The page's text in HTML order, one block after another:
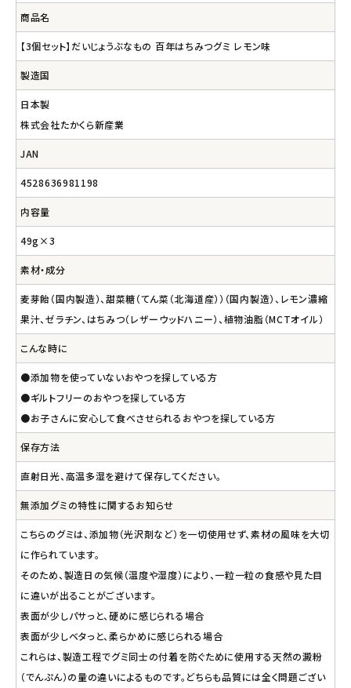
商品名
【3個セット】だいじょうぶなもの 百年はちみつグミ レモン味
製造国
日本製
株式会社たかくら新産業
JAN
4528636981198
内容量
49g×3
素材・成分
麦芽飴（国内製造）、甜菜糖（てん菜（北海道産））（国内製造）、レモン濃縮
果汁、ゼラチン、はちみつ（レザーウッドハニー）、植物油脂（MCTオイル）
こんな時に
●添加物を使っていないおやつを探している方
●ギルトフリーのおやつを探している方
●お子さんに安心して食べさせられるおやつを探している方
保存方法
直射日光、高温多湿を避けて保存してください。
無添加グミの特性に関するお知らせ
こちらのグミは、添加物（光沢剤など）を一切使用せず、素材の風味を大切
に作られています。
そのため、製造日の気候（温度や湿度）により、一粒一粒の食感や見た目
に違いが出ることがございます。
表面が少しパサっと、硬めに感じられる場合
表面が少しベタっと、柔らかめに感じられる場合
これらは、製造工程でグミ同士の付着を防ぐために使用する天然の澱粉
（でんぷん）の量の違いによるものです。どちらも品質には全く問題ござい